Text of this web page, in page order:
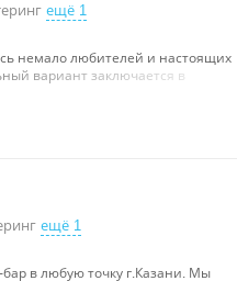
ещё 1
немало любителей и настоящих
вариант заключается в
мы готовы помочь вам, а для
на дом.…
ещё 1
в любую точку г.Казани. Мы